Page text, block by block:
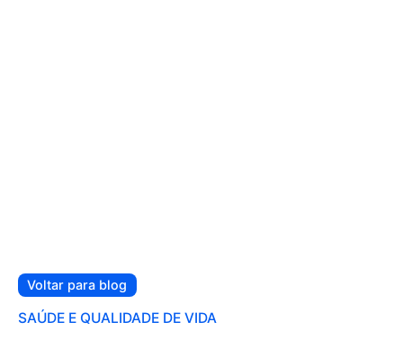
Voltar para blog
SAÚDE E QUALIDADE DE VIDA